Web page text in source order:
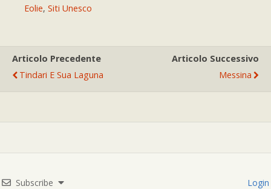
Eolie, Siti Unesco
Articolo Precedente
Tindari E Sua Laguna
Articolo Successivo
Messina
Subscribe Login